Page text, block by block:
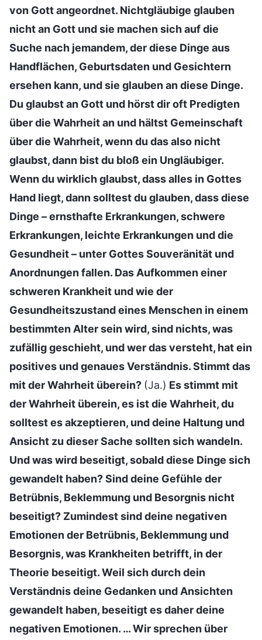
von Gott angeordnet. Nichtgläubige glauben
nicht an Gott und sie machen sich auf die
Suche nach jemandem, der diese Dinge aus
Handflächen, Geburtsdaten und Gesichtern
ersehen kann, und sie glauben an diese Dinge.
Du glaubst an Gott und hörst dir oft Predigten
über die Wahrheit an und hältst Gemeinschaft
über die Wahrheit, wenn du das also nicht
glaubst, dann bist du bloß ein Ungläubiger.
Wenn du wirklich glaubst, dass alles in Gottes
Hand liegt, dann solltest du glauben, dass diese
Dinge – ernsthafte Erkrankungen, schwere
Erkrankungen, leichte Erkrankungen und die
Gesundheit – unter Gottes Souveränität und
Anordnungen fallen. Das Aufkommen einer
schweren Krankheit und wie der
Gesundheitszustand eines Menschen in einem
bestimmten Alter sein wird, sind nichts, was
zufällig geschieht, und wer das versteht, hat ein
positives und genaues Verständnis. Stimmt das
mit der Wahrheit überein? (Ja.) Es stimmt mit
der Wahrheit überein, es ist die Wahrheit, du
solltest es akzeptieren, und deine Haltung und
Ansicht zu dieser Sache sollten sich wandeln.
Und was wird beseitigt, sobald diese Dinge sich
gewandelt haben? Sind deine Gefühle der
Betrübnis, Beklemmung und Besorgnis nicht
beseitigt? Zumindest sind deine negativen
Emotionen der Betrübnis, Beklemmung und
Besorgnis, was Krankheiten betrifft, in der
Theorie beseitigt. Weil sich durch dein
Verständnis deine Gedanken und Ansichten
gewandelt haben, beseitigt es daher deine
negativen Emotionen. … Wir sprechen über